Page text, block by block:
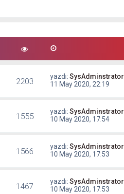
2203 yazdı:SysAdminstrator
11 May 2020, 22:19
1555 yazdı:SysAdminstrator
10 May 2020, 17:54
1566 yazdı:SysAdminstrator
10 May 2020, 17:53
1467 yazdı:SysAdminstrator
10 May 2020, 17:53